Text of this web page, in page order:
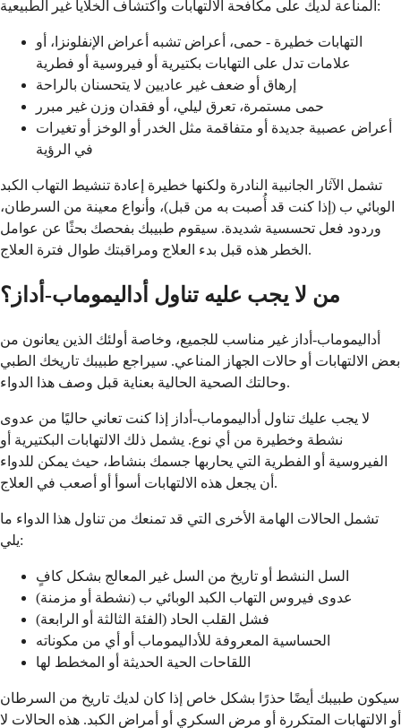
المناعة لديك على مكافحة الالتهابات واكتشاف الخلايا غير الطبيعية:
التهابات خطيرة - حمى، أعراض تشبه أعراض الإنفلونزا، أو
علامات تدل على التهابات بكتيرية أو فيروسية أو فطرية
إرهاق أو ضعف غير عاديين لا يتحسنان بالراحة
حمى مستمرة، تعرق ليلي، أو فقدان وزن غير مبرر
أعراض عصبية جديدة أو متفاقمة مثل الخدر أو الوخز أو تغيرات
في الرؤية
تشمل الآثار الجانبية النادرة ولكنها خطيرة إعادة تنشيط التهاب الكبد
الوبائي ب (إذا كنت قد أُصبت به من قبل)، وأنواع معينة من السرطان،
وردود فعل تحسسية شديدة. سيقوم طبيبك بفحصك بحثًا عن عوامل
الخطر هذه قبل بدء العلاج ومراقبتك طوال فترة العلاج.
من لا يجب عليه تناول أداليموماب-أداز؟
أداليموماب-أداز غير مناسب للجميع، وخاصة أولئك الذين يعانون من
بعض الالتهابات أو حالات الجهاز المناعي. سيراجع طبيبك تاريخك الطبي
وحالتك الصحية الحالية بعناية قبل وصف هذا الدواء.
لا يجب عليك تناول أداليموماب-أداز إذا كنت تعاني حاليًا من عدوى
نشطة وخطيرة من أي نوع. يشمل ذلك الالتهابات البكتيرية أو
الفيروسية أو الفطرية التي يحاربها جسمك بنشاط، حيث يمكن للدواء
أن يجعل هذه الالتهابات أسوأ أو أصعب في العلاج.
تشمل الحالات الهامة الأخرى التي قد تمنعك من تناول هذا الدواء ما
يلي:
السل النشط أو تاريخ من السل غير المعالج بشكل كافٍ
عدوى فيروس التهاب الكبد الوبائي ب (نشطة أو مزمنة)
فشل القلب الحاد (الفئة الثالثة أو الرابعة)
الحساسية المعروفة للأداليموماب أو أي من مكوناته
اللقاحات الحية الحديثة أو المخطط لها
سيكون طبيبك أيضًا حذرًا بشكل خاص إذا كان لديك تاريخ من السرطان
أو الالتهابات المتكررة أو مرض السكري أو أمراض الكبد. هذه الحالات لا